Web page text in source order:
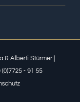
Alberti Stürmer |
- 91 55